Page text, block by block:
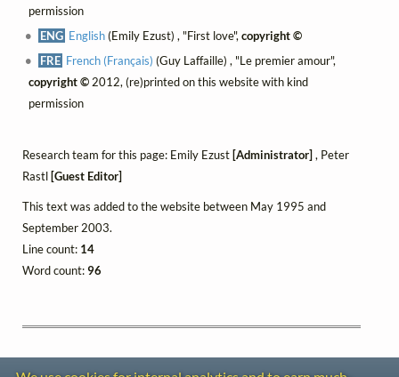
permission
ENG English(Emily Ezust) , "First love",copyright ©
FRE French (Français) (Guy Laffaille) , "Le premier amour",
copyright ©2012, (re)printed on this website with kind
permission
Research team for this page: Emily Ezust [Administrator] , Peter
Rastl [Guest Editor]
This text was added to the website between May 1995 and
September 2003.
Line count: 14
Word count:96